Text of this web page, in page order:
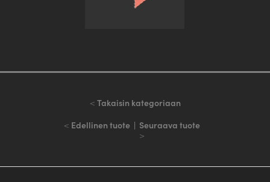
< Takaisin kategoriaan
< Edellinen tuote | Seuraava tuote
>